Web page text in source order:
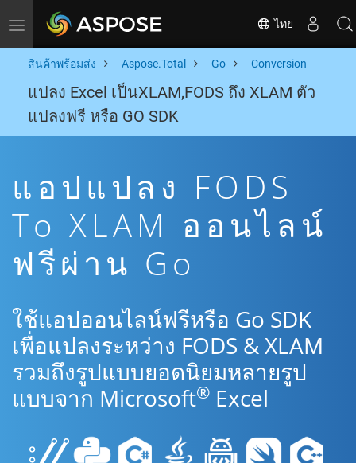
Toggle navigation ไทย
สินค้าพร้อมส่ง Aspose.Total Go Conversion
แปลง Excel เป็นXLAM,FODS ถึง XLAM ตัว
แปลงฟรี หรือ GO SDK
แอปแปลง FODS
To XLAM ออนไลน์
ฟรีผ่าน Go
ใช้แอปออนไลน์ฟรีหรือ Go SDK
เพื่อแปลงระหว่าง FODS & XLAM
รวมถึงรูปแบบยอดนิยมหลายรูป
แบบจาก Microsoft® Excel